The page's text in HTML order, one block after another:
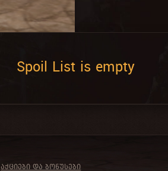
Spoil List is empty
ᲐᲥᲪᲘᲔᲑᲘ ᲓᲐ ᲑᲝᲜᲣᲡᲔᲑᲘ